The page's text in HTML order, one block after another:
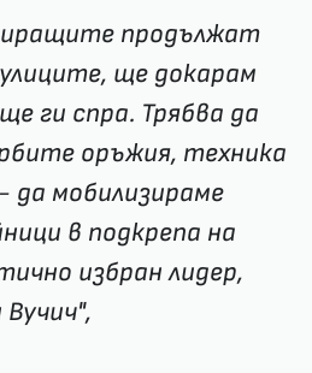
продължат
ще докарам
ги спра. Трябва да
оръжия, техника
да мобилизираме
в подкрепа на
избран лидер,